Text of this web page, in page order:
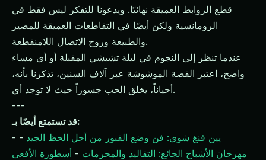
قطع الروابط العميقة نهائيًا. ويدعونا للتفكر ليس فقط في
الرومانسية ولكن أيضًا في التقاطعات العميقة للمصير
والطبيعة وروح الاتصال اللامنقطعة.
عندما تنظر إلى النجوم في ليلة تشيشي المقبلة أو أي مساء
واضح، اعتبر القصة الموشوشة عبر آلاف السنين، تذكرنا بأنه،
أحياناً، يخلق الحب جسوراً حيث لا توجد أي.
---
قد تستمتع أيضًا بـ:
-
يين فنغ شوي: فن وضع القبور من أجل الحظ الجيد -
مهرجان الأشباح الجائع: التقاليد والمحرمات - أسطورة الأفعى